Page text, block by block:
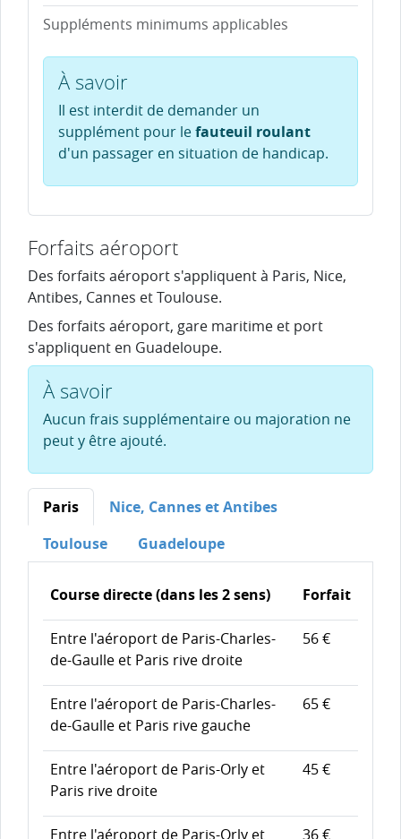
Suppléments minimums applicables
À savoir
Il est interdit de demander un
supplément pour lefauteuil roulant
d'un passager en situation de handicap.
Forfaits aéroport
Des forfaits aéroport s'appliquent à Paris, Nice,
Antibes, Cannes et Toulouse.
Des forfaits aéroport, gare maritime et port
s'appliquent en Guadeloupe.
À savoir
Aucun frais supplémentaire ou majoration ne
peut y être ajouté.
Paris
Nice, Cannes et Antibes
Toulouse
Guadeloupe
Course directe (dans les 2 sens) Forfait
Entre l'aéroport de Paris-Charles-
de-Gaulle et Paris rive droite
56 €
Entre l'aéroport de Paris-Charles-
de-Gaulle et Paris rive gauche
65 €
Entre l'aéroport de Paris-Orly et
Paris rive droite
45 €
Entre l'aéroport de Paris-Orly et 36 €